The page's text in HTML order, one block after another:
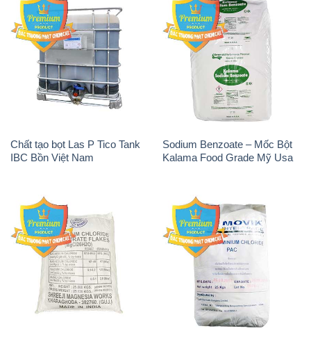
Chất tạo bọt Las P Tico Tank
IBC Bồn Việt Nam
Sodium Benzoate – Mốc Bột
Kalama Food Grade Mỹ Usa